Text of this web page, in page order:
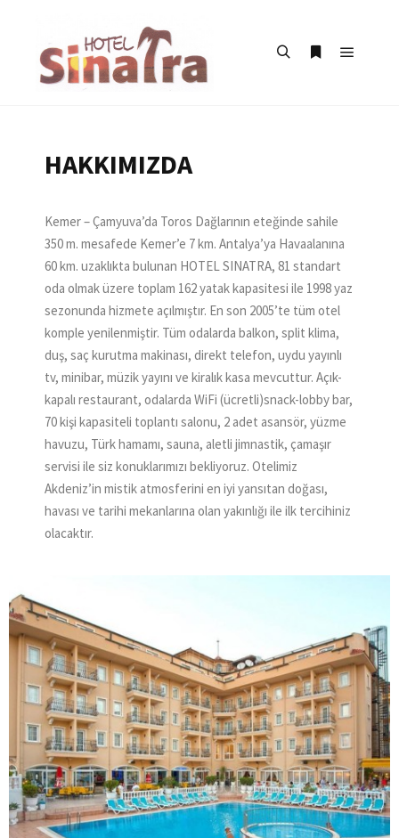
HAKKIMIZDA
Kemer – Çamyuva’da Toros Dağlarının eteğinde sahile
350 m. mesafede Kemer’e 7 km. Antalya’ya Havaalanına
60 km. uzaklıkta bulunan HOTEL SINATRA, 81 standart
oda olmak üzere toplam 162 yatak kapasitesi ile 1998 yaz
sezonunda hizmete açılmıştır. En son 2005’te tüm otel
komple yenilenmiştir. Tüm odalarda balkon, split klima,
duş, saç kurutma makinası, direkt telefon, uydu yayınlı
tv, minibar, müzik yayını ve kiralık kasa mevcuttur. Açık-
kapalı restaurant, odalarda WiFi (ücretli)snack-lobby bar,
70 kişi kapasiteli toplantı salonu, 2 adet asansör, yüzme
havuzu, Türk hamamı, sauna, aletli jimnastik, çamaşır
servisi ile siz konuklarımızı bekliyoruz. Otelimiz
Akdeniz’in mistik atmosferini en iyi yansıtan doğası,
havası ve tarihi mekanlarına olan yakınlığı ile ilk tercihiniz
olacaktır.